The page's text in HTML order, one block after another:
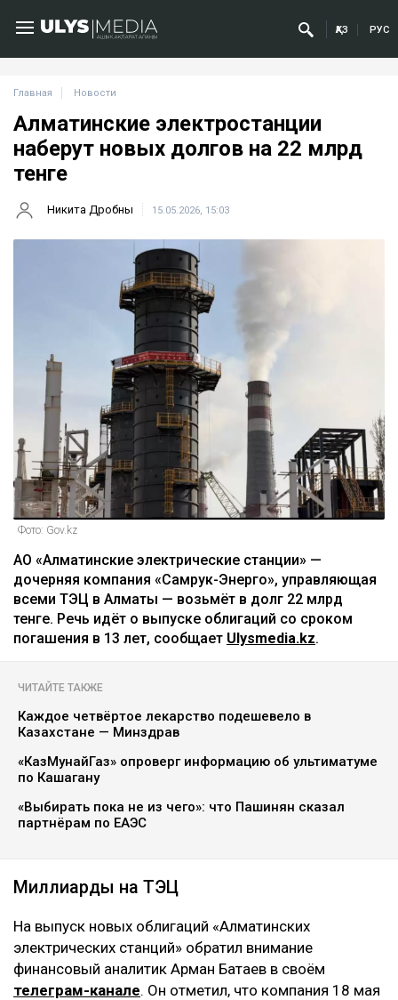
ҚАЗ РУС
Главная Новости
Алматинские электростанции
наберут новых долгов на 22 млрд
тенге
Никита Дробны 15.05.2026, 15:03
Фото: Gov.kz
АО «Алматинские электрические станции» —
дочерняя компания «Самрук-Энерго», управляющая
всеми ТЭЦ в Алматы — возьмёт в долг 22 млрд
тенге. Речь идёт о выпуске облигаций со сроком
погашения в 13 лет, сообщает Ulysmedia.kz.
ЧИТАЙТЕ ТАКЖЕ
Каждое четвёртое лекарство подешевело в
Казахстане — Минздрав
«КазМунайГаз» опроверг информацию об ультиматуме
по Кашагану
«Выбирать пока не из чего»: что Пашинян сказал
партнёрам по ЕАЭС
Миллиарды на ТЭЦ
На выпуск новых облигаций «Алматинских
электрических станций» обратил внимание
финансовый аналитик Арман Батаев в своём
телеграм-канале. Он отметил, что компания 18 мая